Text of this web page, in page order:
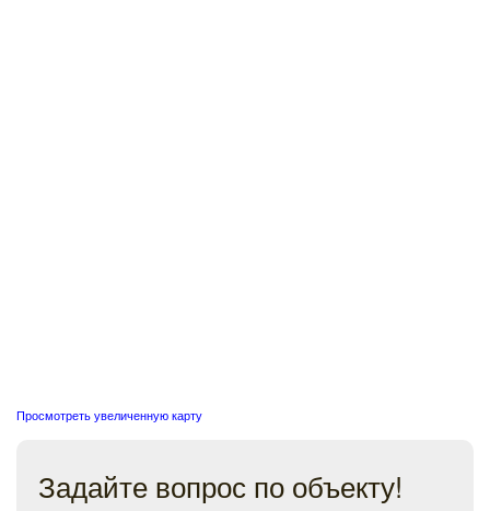
Просмотреть увеличенную карту
Задайте вопрос по объекту!